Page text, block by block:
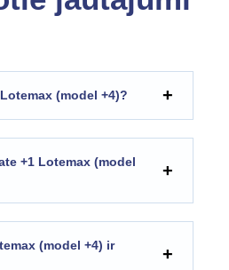
(model +4)?
+1 Lotemax (model
(model +4) ir